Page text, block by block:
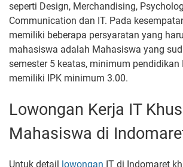
seperti Design, Merchandising,
Communication dan IT. Pada
memiliki beberapa persyaratan yang
mahasiswa adalah Mahasiswa yang
semester 5 keatas, minimum pendidikan
memiliki IPK minimum 3.00.
Lowongan Kerja IT
Mahasiswa di
Untuk detail lowongan IT di Indomaret